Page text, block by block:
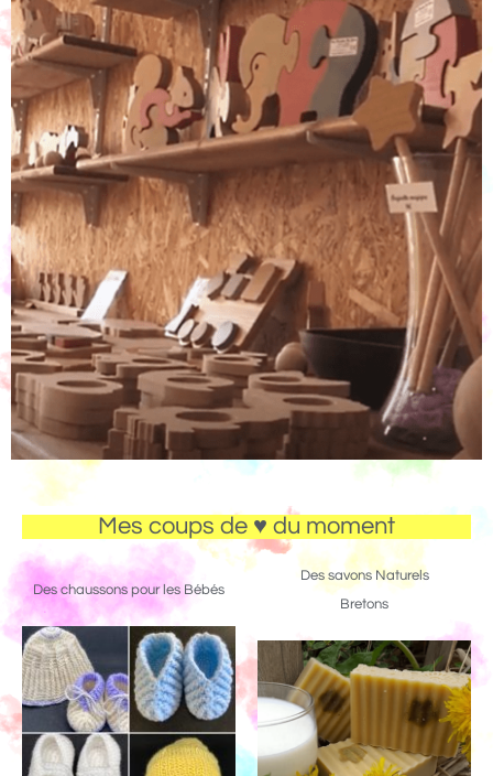
Mes coups de ♥ du moment
Des chaussons pour les Bébés
Des savons Naturels
Bretons